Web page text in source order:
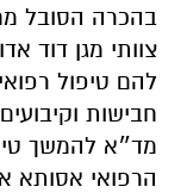
בהכרה הסובל
צוותי מגן דוד
להם טיפול
חבישות
מד״א להמשך
הרפואי אסותא